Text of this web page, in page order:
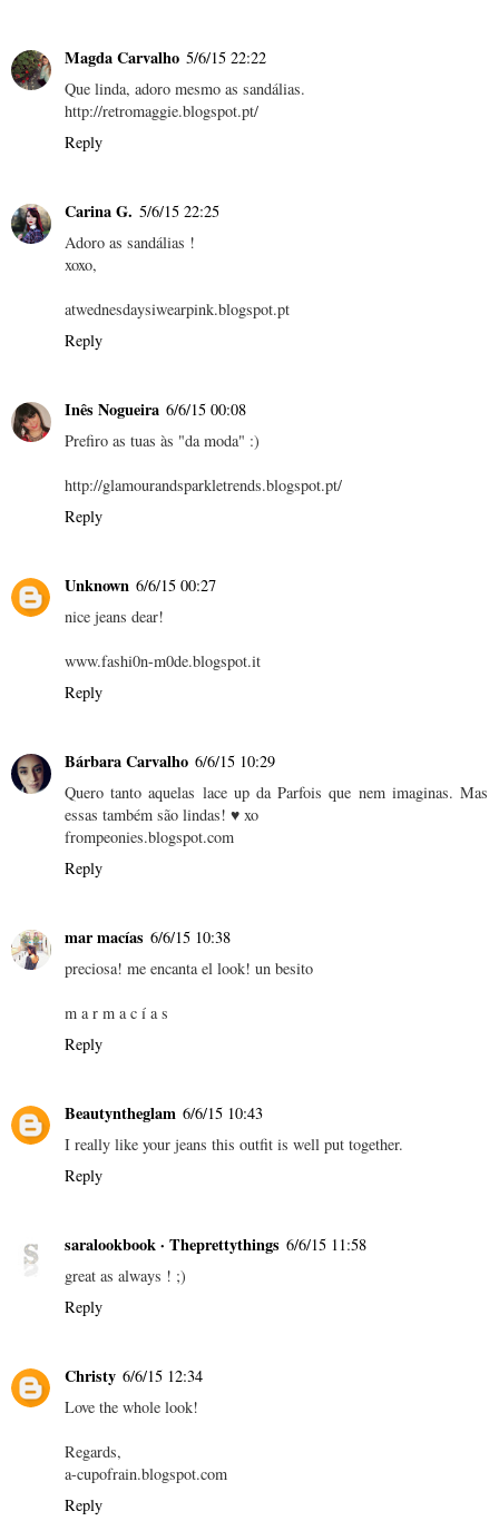
Magda Carvalho 5/6/15 22:22
Que linda, adoro mesmo as sandálias.
http://retromaggie.blogspot.pt/
Reply
Carina G. 5/6/15 22:25
Adoro as sandálias !
xoxo,
atwednesdaysiwearpink.blogspot.pt
Reply
Inês Nogueira 6/6/15 00:08
Prefiro as tuas às "da moda" :)
http://glamourandsparkletrends.blogspot.pt/
Reply
Unknown 6/6/15 00:27
nice jeans dear!
www.fashi0n-m0de.blogspot.it
Reply
Bárbara Carvalho 6/6/15 10:29
Quero tanto aquelas lace up da Parfois que nem imaginas. Mas
essas também são lindas! ♥ xo
frompeonies.blogspot.com
Reply
mar macías 6/6/15 10:38
preciosa! me encanta el look! un besito
m a r m a c í a s
Reply
Beautyntheglam 6/6/15 10:43
I really like your jeans this outfit is well put together.
Reply
saralookbook · Theprettythings 6/6/15 11:58
great as always ! ;)
Reply
Christy 6/6/15 12:34
Love the whole look!
Regards,
a-cupofrain.blogspot.com
Reply